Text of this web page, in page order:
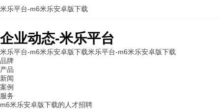
企业动态-米乐平台
米乐平台-m6米乐安卓版下载米乐平台-m6米乐安卓版下载
品牌
产品
新闻
案例
服务
m6米乐安卓版下载的人才招聘
米乐平台-m6米乐安卓版下载